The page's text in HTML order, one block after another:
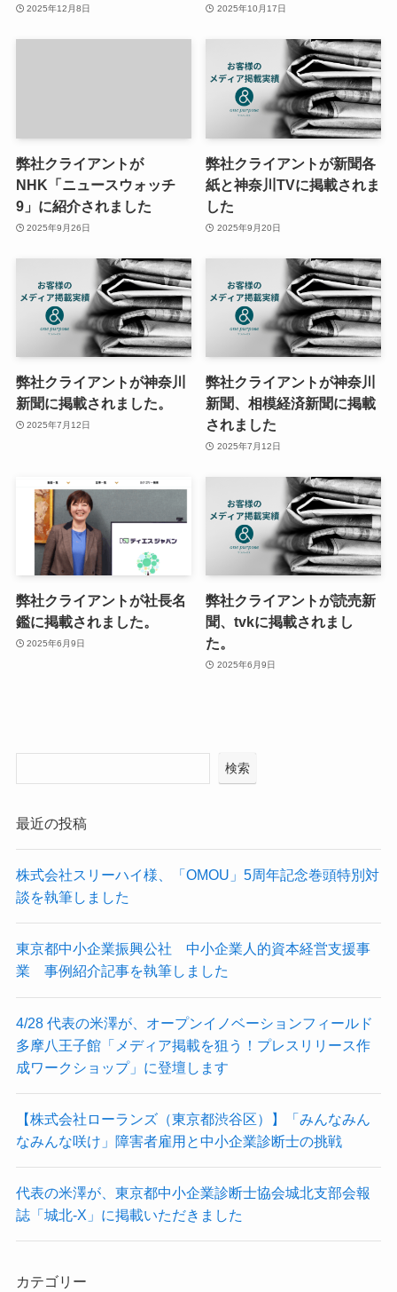
2025年12月8日 2025年10月17日
弊社クライアントが
NHK「ニュースウォッチ
9」に紹介されました
2025年9月26日
弊社クライアントが新聞各
紙と神奈川TVに掲載されま
した
2025年9月20日
弊社クライアントが神奈川
新聞に掲載されました。
2025年7月12日
弊社クライアントが神奈川
新聞、相模経済新聞に掲載
されました
2025年7月12日
弊社クライアントが社長名
鑑に掲載されました。
2025年6月9日
弊社クライアントが読売新
聞、tvkに掲載されまし
た。
2025年6月9日
検索
最近の投稿
株式会社スリーハイ様、「OMOU」5周年記念巻頭特別対
談を執筆しました
東京都中小企業振興公社 中小企業人的資本経営支援事
業 事例紹介記事を執筆しました
4/28 代表の米澤が、オープンイノベーションフィールド
多摩八王子館「メディア掲載を狙う！プレスリリース作
成ワークショップ」に登壇します
【株式会社ローランズ（東京都渋谷区）】「みんなみん
なみんな咲け」障害者雇用と中小企業診断士の挑戦
代表の米澤が、東京都中小企業診断士協会城北支部会報
誌「城北-X」に掲載いただきました
カテゴリー